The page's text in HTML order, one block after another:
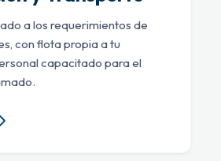
a los requerimientos de
con flota propia a tu
capacitado para el